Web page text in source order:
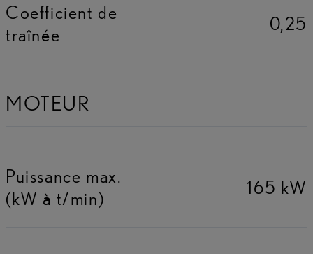
Coefficient de
traînée
0,25
MOTEUR
Puissance max.
(kW à t/min)
165 kW